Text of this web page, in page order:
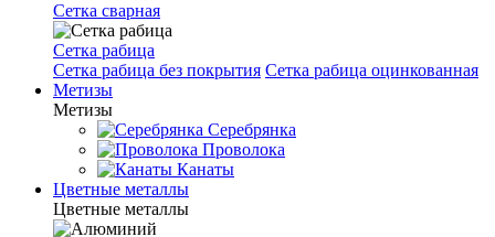
Сетка сварная
Сетка рабица
Сетка рабица без покрытия Сетка рабица оцинкованная
Метизы
Метизы
Серебрянка
Проволока
Канаты
Цветные металлы
Цветные металлы